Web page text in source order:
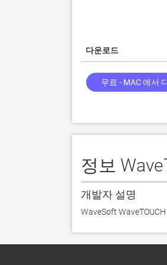
다운로드
무료 - MAC 에서
정보
개발자 설명
WaveSoft